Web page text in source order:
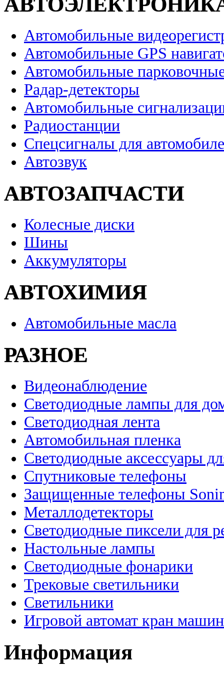
Автомобильные
Автомобильные GPS
Автомобильные
Радар-детекторы
Автомобильные
Радиостанции
Спецсигналы для
Автозвук
АВТОЗАПЧАСТИ
Колесные диски
Шины
Аккумуляторы
АВТОХИМИЯ
Автомобильные масла
РАЗНОЕ
Видеонаблюдение
Светодиодные лампы для
Светодиодная лента
Автомобильная пленка
Светодиодные аксессуары
Спутниковые телефоны
Защищенные телефоны
Металлодетекторы
Светодиодные пиксели для
Настольные лампы
Светодиодные фонарики
Трековые светильники
Светильники
Игровой автомат кран
Информация